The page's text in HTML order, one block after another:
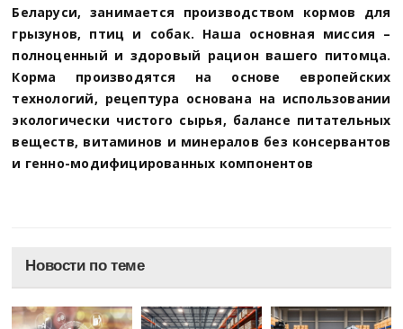
Беларуси, занимается производством кормов для
грызунов, птиц и собак. Наша основная миссия –
полноценный и здоровый рацион вашего питомца.
Корма производятся на основе европейских
технологий, рецептура основана на использовании
экологически чистого сырья, балансе питательных
веществ, витаминов и минералов без консервантов
и генно-модифицированных компонентов
Новости по теме